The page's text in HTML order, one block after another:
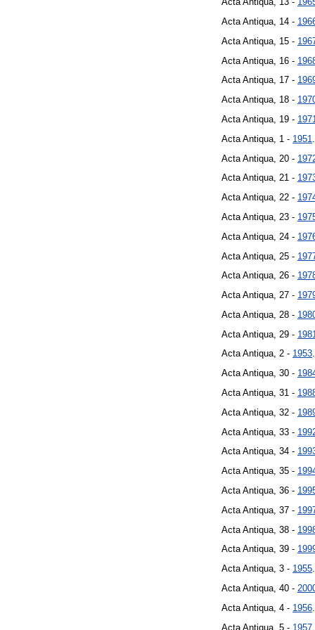
Acta Antiqua, 14 -
Acta Antiqua, 15 -
Acta Antiqua, 16 -
Acta Antiqua, 17 -
Acta Antiqua, 18 -
Acta Antiqua, 19 - 1971
Acta Antiqua, 1 - 1951
Acta Antiqua, 20 -
Acta Antiqua, 21 -
Acta Antiqua, 22 -
Acta Antiqua, 23 -
Acta Antiqua, 24 -
Acta Antiqua, 25 -
Acta Antiqua, 26 -
Acta Antiqua, 27 -
Acta Antiqua, 28 -
Acta Antiqua, 29 - 1981
Acta Antiqua, 2 - 1953.
Acta Antiqua, 30 -
Acta Antiqua, 31 -
Acta Antiqua, 32 -
Acta Antiqua, 33 -
Acta Antiqua, 34 -
Acta Antiqua, 35 -
Acta Antiqua, 36 -
Acta Antiqua, 37 -
Acta Antiqua, 38 -
Acta Antiqua, 39 -
Acta Antiqua, 3 - 1955.
Acta Antiqua, 40 -
Acta Antiqua, 4 - 1956
Acta Antiqua, 5 - 1957